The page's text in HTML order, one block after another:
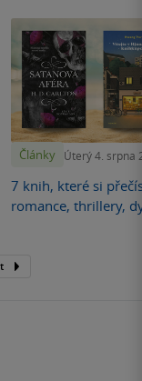
Články Úterý 4. srpna
7 knih, které si
romance, thrillery,